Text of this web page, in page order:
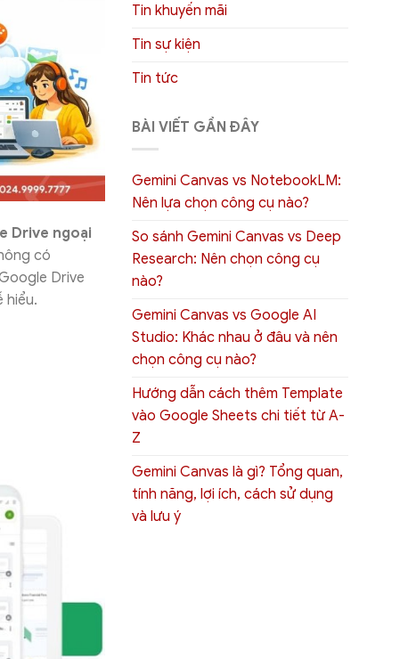
Drive ngoại
có
Drive
hiểu.
Tin khuyến mãi
Tin sự kiện
Tin tức
BÀI VIẾT GẦN ĐÂY
Gemini Canvas vs NotebookLM:
Nên lựa chọn công cụ nào?
So sánh Gemini Canvas vs Deep
Research: Nên chọn công cụ
nào?
Gemini Canvas vs Google AI
Studio: Khác nhau ở đâu và nên
chọn công cụ nào?
Hướng dẫn cách thêm Template
vào Google Sheets chi tiết từ A-
Z
Gemini Canvas là gì? Tổng quan,
tính năng, lợi ích, cách sử dụng
và lưu ý